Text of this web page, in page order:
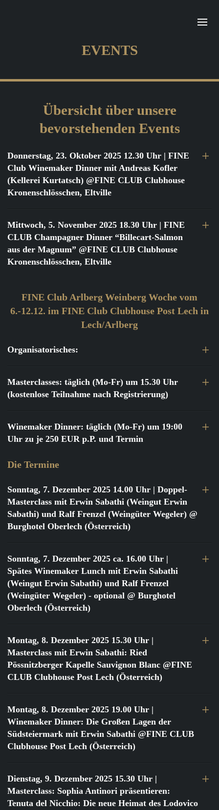
EVENTS
Übersicht über unsere
bevorstehenden Events
Donnerstag, 23. Oktober 2025 12.30 Uhr | FINE
Club Winemaker Dinner mit Andreas Kofler
(Kellerei Kurtatsch) @FINE CLUB Clubhouse
Kronenschlösschen, Eltville
Mittwoch, 5. November 2025 18.30 Uhr | FINE
CLUB Champagner Dinner “Billecart-Salmon
aus der Magnum” @FINE CLUB Clubhouse
Kronenschlösschen, Eltville
FINE Club Arlberg Weinberg Woche vom
6.-12.12. im FINE Club Clubhouse Post Lech in
Lech/Arlberg
Organisatorisches:
Masterclasses: täglich (Mo-Fr) um 15.30 Uhr
(kostenlose Teilnahme nach Registrierung)
Winemaker Dinner: täglich (Mo-Fr) um 19:00
Uhr zu je 250 EUR p.P. und Termin
Die Termine
Sonntag, 7. Dezember 2025 14.00 Uhr | Doppel-
Masterclass mit Erwin Sabathi (Weingut Erwin
Sabathi) und Ralf Frenzel (Weingüter Wegeler) @
Burghotel Oberlech (Österreich)
Sonntag, 7. Dezember 2025 ca. 16.00 Uhr |
Spätes Winemaker Lunch mit Erwin Sabathi
(Weingut Erwin Sabathi) und Ralf Frenzel
(Weingüter Wegeler) - optional @ Burghotel
Oberlech (Österreich)
Montag, 8. Dezember 2025 15.30 Uhr |
Masterclass mit Erwin Sabathi: Ried
Pössnitzberger Kapelle Sauvignon Blanc @FINE
CLUB Clubhouse Post Lech (Österreich)
Montag, 8. Dezember 2025 19.00 Uhr |
Winemaker Dinner: Die Großen Lagen der
Südsteiermark mit Erwin Sabathi @FINE CLUB
Clubhouse Post Lech (Österreich)
Dienstag, 9. Dezember 2025 15.30 Uhr |
Masterclass: Sophia Antinori präsentieren:
Tenuta del Nicchio: Die neue Heimat des Lodovico